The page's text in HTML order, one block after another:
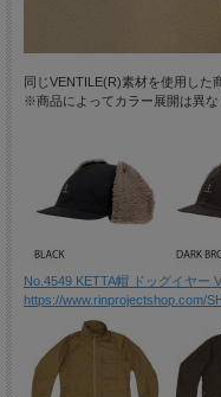
同じVENTILE(R)素材を使用した
※商品によってカラー展開は異な
No.4549 KETTA帽 ドッグイヤー
https://www.rinprojectshop.com/